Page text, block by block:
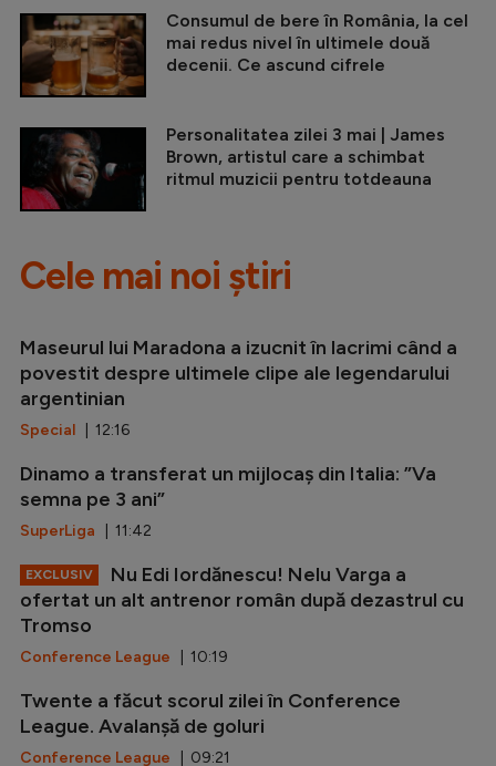
Consumul de bere în România, la cel
mai redus nivel în ultimele două
decenii. Ce ascund cifrele
Personalitatea zilei 3 mai | James
Brown, artistul care a schimbat
ritmul muzicii pentru totdeauna
Cele mai noi știri
Maseurul lui Maradona a izucnit în lacrimi când a
povestit despre ultimele clipe ale legendarului
argentinian
Special | 12:16
Dinamo a transferat un mijlocaș din Italia: ”Va
semna pe 3 ani”
SuperLiga | 11:42
EXCLUSIV
Nu Edi Iordănescu! Nelu Varga a
ofertat un alt antrenor român după dezastrul cu
Tromso
Conference League | 10:19
Twente a făcut scorul zilei în Conference
League. Avalanșă de goluri
Conference League | 09:21